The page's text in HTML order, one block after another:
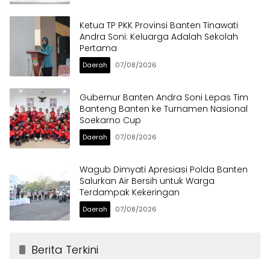
Ketua TP PKK Provinsi Banten Tinawati
Andra Soni: Keluarga Adalah Sekolah
Pertama
Daerah 07/08/2026
Gubernur Banten Andra Soni Lepas Tim
Banteng Banten ke Turnamen Nasional
Soekarno Cup
Daerah 07/08/2026
Wagub Dimyati Apresiasi Polda Banten
Salurkan Air Bersih untuk Warga
Terdampak Kekeringan
Daerah 07/08/2026
Berita Terkini